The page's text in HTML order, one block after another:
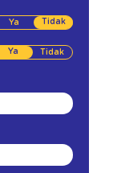
Tidak
Ya